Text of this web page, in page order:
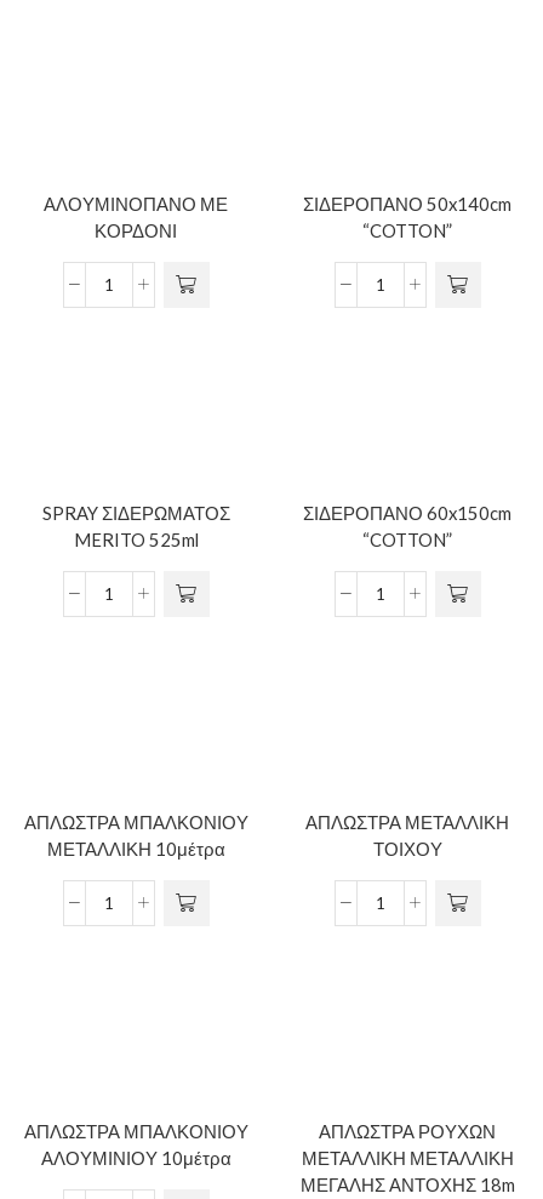
ΑΛΟΥΜΙΝΟΠΑΝΟ ΜΕ
ΚΟΡΔΟΝΙ
ΣΙΔΕΡΟΠΑΝΟ 50x140cm
“COTTON”
SPRAY ΣΙΔΕΡΩΜΑΤΟΣ
MERITO 525ml
ΣΙΔΕΡΟΠΑΝΟ 60x150cm
“COTTON”
ΑΠΛΩΣΤΡΑ ΜΠΑΛΚΟΝΙΟΥ
ΜΕΤΑΛΛΙΚΗ 10μέτρα
ΑΠΛΩΣΤΡΑ ΜΕΤΑΛΛΙΚΗ
ΤΟΙΧΟΥ
ΑΠΛΩΣΤΡΑ ΜΠΑΛΚΟΝΙΟΥ
ΑΛΟΥΜΙΝΙΟΥ 10μέτρα
ΑΠΛΩΣΤΡΑ ΡΟΥΧΩΝ
ΜΕΤΑΛΛΙΚΗ ΜΕΤΑΛΛΙΚΗ
ΜΕΓΑΛΗΣ ΑΝΤΟΧΗΣ 18m